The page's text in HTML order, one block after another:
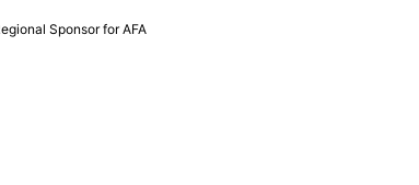
Sponsor for AFA